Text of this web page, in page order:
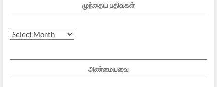
முந்தைய பதிவுகள்
முந்தைய
அண்மையவை